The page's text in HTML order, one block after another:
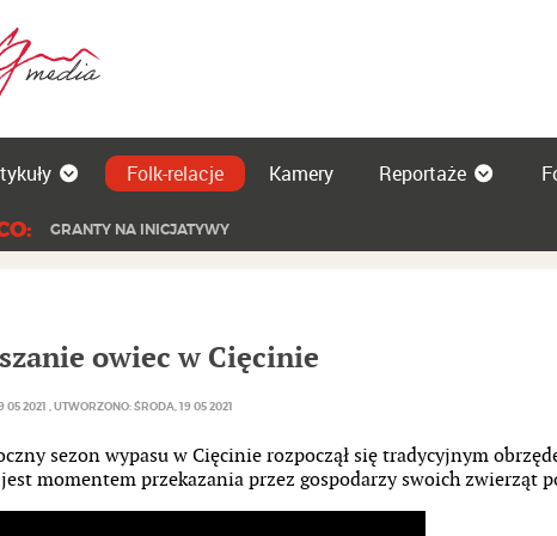
Folk-relacje Kamery Reportaże
GRANTY NA INICJATYWY
owiec w Cięcinie
05 2021 UTWORZONO: ŚRODA, 19 05 2021
sezon wypasu w Cięcinie rozpoczął się tradycyjnym
momentem przekazania przez gospodarzy swoich